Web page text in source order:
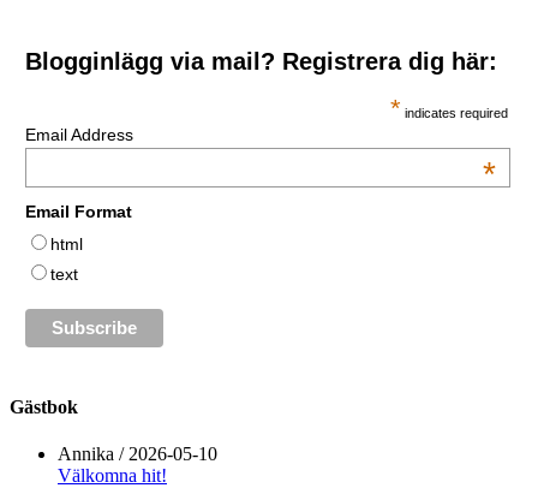
Blogginlägg via mail? Registrera dig här:
* indicates required
Email Address
*
Email Format
html
text
Gästbok
Annika / 2026-05-10
Välkomna hit!